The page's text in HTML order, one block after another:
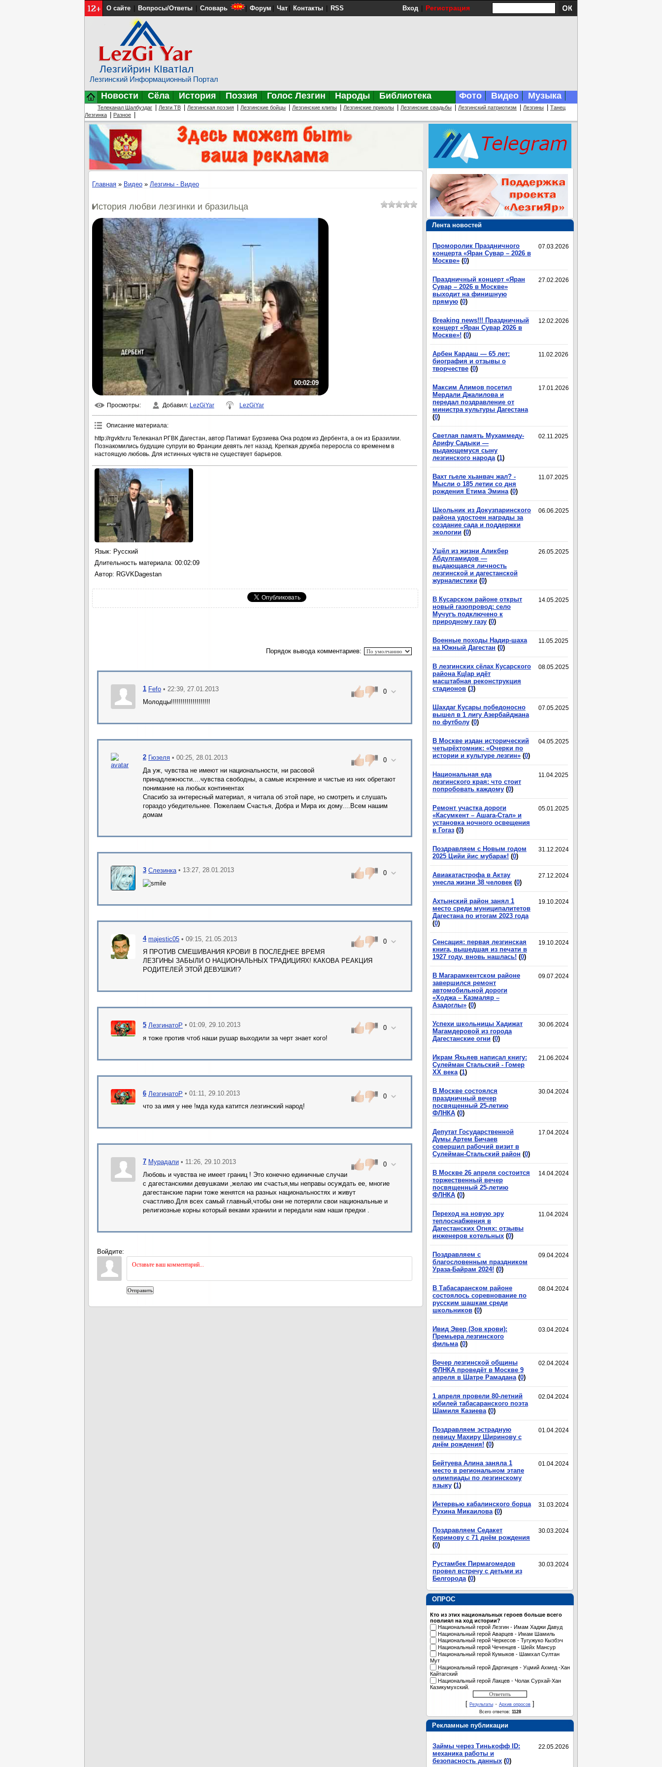
О сайте Вопросы/Ответы Словарь Форум Чат Контакты RSS Вход Регистрация
Лезгийрин КIватIал
Лезгинский Информационный Портал
Новости Сёла История Поэзия Голос Лезгин Народы Библиотека Фото Видео Музыка
Телеканал Шалбуздаг Лезги ТВ Лезгинская поэзия Лезгинские бойцы Лезгинские клипы Лезгинские приколы Лезгинские свадьбы Лезгинский патриотизм Лезгины
Танец
Лезгинка
Разное
Главная » Видео » Лезгины - Видео
История любви лезгинки и бразильца
00:02:09
Просмотры: Добавил: LezGiYar LezGiYar
Описание материала:
http://rgvktv.ru Телеканал РГВК Дагестан, автор Патимат Бурзиева Она родом из Дербента, а он из Бразилии.
Познакомились будущие супруги во Франции девять лет назад. Крепкая дружба переросла со временем в
настоящую любовь. Для истинных чувств не существует барьеров.
Язык: Русский
Длительность материала: 00:02:09
Автор: RGVKDagestan
Порядок вывода комментариев:
0
1 Fefo • 22:39, 27.01.2013
Молодцы!!!!!!!!!!!!!!!!!!!!
0
2 Гюзеля • 00:25, 28.01.2013
Да уж, чувства не имеют ни национальности, ни расовой
принадлежности....чувства свободны, а самые искренние и чистые из них обретают
понимание на любых континентах
Спасибо за интересный материал, я читала об этой паре, но смотреть и слушать
гораздо убедительнее. Пожелаем Счастья, Добра и Мира их дому....Всем нашим
домам
0
3 Слезинка • 13:27, 28.01.2013
0
4 majestic05 • 09:15, 21.05.2013
Я ПРОТИВ СМЕШИВАНИЯ КРОВИ! В ПОСЛЕДНЕЕ ВРЕМЯ
ЛЕЗГИНЫ ЗАБЫЛИ О НАЦИОНАЛЬНЫХ ТРАДИЦИЯХ! КАКОВА РЕАКЦИЯ
РОДИТЕЛЕЙ ЭТОЙ ДЕВУШКИ!?
0
5 ЛезгинатоР • 01:09, 29.10.2013
я тоже против чтоб наши рушар выходили за черт знает кого!
0
6 ЛезгинатоР • 01:11, 29.10.2013
что за имя у нее !мда куда катится лезгинский народ!
0
7 Мурадали • 11:26, 29.10.2013
Любовь и чувства не имеет границ ! Это конечно единичные случаи
с дагестанскими девушками ,желаю им счастья,мы неправы осуждать ее, многие
дагестанские парни тоже женятся на разных национальностях и живут
счастливо.Для всех самый главный,чтобы они не потеряли свои национальные и
религиозные корны который веками хранили и передали нам наши предки .
Войдите:
Отправить
Лента новостей
07.03.2026
Проморолик Праздничного
концерта «Яран Сувар – 2026 в
Москве» (0)
27.02.2026
Праздничный концерт «Яран
Сувар – 2026 в Москве»
выходит на финишную
прямую (0)
12.02.2026
Breaking news!!! Праздничный
концерт «Яран Сувар 2026 в
Москве»! (0)
11.02.2026
Арбен Кардаш — 65 лет:
биография и отзывы о
творчестве (0)
17.01.2026
Максим Алимов посетил
Мердали Джалилова и
передал поздравление от
министра культуры Дагестана
(0)
02.11.2025
Светлая память Мухаммеду-
Арифу Садыки —
выдающемуся сыну
лезгинского народа (1)
11.07.2025
Вахт гьеле хьанвач жал? -
Мысли о 185 летии со дня
рождения Етима Эмина (0)
06.06.2025
Школьник из Докузпаринского
района удостоен награды за
создание сада и поддержки
экологии (0)
26.05.2025
Ушёл из жизни Аликбер
Абдулгамидов —
выдающаяся личность
лезгинской и дагестанской
журналистики (0)
14.05.2025
В Кусарском районе открыт
новый газопровод: село
Мучугъ подключено к
природному газу (0)
11.05.2025
Военные походы Надир-шаха
на Южный Дагестан (0)
08.05.2025
В лезгинских сёлах Кусарского
района КцIар идёт
масштабная реконструкция
стадионов (3)
07.05.2025
Шахдаг Кусары победоносно
вышел в 1 лигу Азербайджана
по футболу (0)
04.05.2025
В Москве издан исторический
четырёхтомник: «Очерки по
истории и культуре лезгин» (0)
11.04.2025
Национальная еда
лезгинского края: что стоит
попробовать каждому (0)
05.01.2025
Ремонт участка дороги
«Касумкент – Ашага-Стал» и
установка ночного освещения
в Гогаз (0)
31.12.2024
Поздравляем с Новым годом
2025 Цийи йис мубарак! (0)
27.12.2024
Авиакатастрофа в Актау
унесла жизни 38 человек (0)
19.10.2024
Ахтынский район занял 1
место среди муниципалитетов
Дагестана по итогам 2023 года
(0)
19.10.2024
Сенсация: первая лезгинская
книга, вышедшая из печати в
1927 году, вновь нашлась! (0)
09.07.2024
В Магарамкентском районе
завершился ремонт
автомобильной дороги
«Ходжа – Казмаляр –
Азадоглы» (0)
30.06.2024
Успехи школьницы Хадижат
Магамдеровой из города
Дагестанские огни (0)
21.06.2024
Икрам Яхьяев написал книгу:
Сулейман Стальский - Гомер
XX века (1)
30.04.2024
В Москве состоялся
праздничный вечер
посвященный 25-летию
ФЛНКА (0)
17.04.2024
Депутат Государственной
Думы Артем Бичаев
совершил рабочий визит в
Сулейман-Стальский район (0)
14.04.2024
В Москве 26 апреля состоится
торжественный вечер
посвященный 25-летию
ФЛНКА (0)
11.04.2024
Переход на новую эру
теплоснабжения в
Дагестанских Огнях: отзывы
инженеров котельных (0)
09.04.2024
Поздравляем с
благословенным праздником
Ураза-Байрам 2024! (0)
08.04.2024
В Табасаранском районе
состоялось соревнование по
русским шашкам среди
школьников (0)
03.04.2024
Ивид Эвер (Зов крови):
Премьера лезгинского
фильма (0)
02.04.2024
Вечер лезгинской общины
ФЛНКА проведёт в Москве 9
апреля в Шатре Рамадана (0)
02.04.2024
1 апреля провели 80-летний
юбилей табасаранского поэта
Шамиля Казиева (0)
01.04.2024
Поздравляем эстрадную
певицу Махиру Ширинову с
днём рождения! (0)
01.04.2024
Бейтуева Алина заняла 1
место в региональном этапе
олимпиады по лезгинскому
языку (1)
31.03.2024
Интервью кабалинского борца
Рухина Микаилова (0)
30.03.2024
Поздравляем Седакет
Керимову с 71 днём рождения
(0)
30.03.2024
Рустамбек Пирмагомедов
провел встречу с детьми из
Белгорода (0)
ОПРОС
Кто из этих национальных героев больше всего
повлиял на ход истории?
Национальный герой Лезгин - Имам Хаджи Давуд
Национальный герой Аварцев - Имам Шамиль
Национальный герой Черкесов - Тугужуко Кызбэч
Национальный герой Чеченцев - Шейх Мансур
Национальный герой Кумыков - Шамхал Султан
Мут
Национальный герой Даргинцев - Уцмий Ахмед -Хан
Кайтагский
Национальный герой Лакцев - Чолак Сурхай-Хан
Казикумухский.
[ Результаты · Архив опросов ]
Всего ответов: 1128
Рекламные публикации
22.05.2026
Займы через Тинькофф ID:
механика работы и
безопасность данных (0)